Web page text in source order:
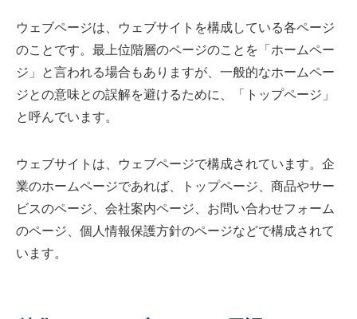
ウェブページは、ウェブサイトを構成している各ページ
のことです。最上位階層のページのことを「ホームペー
ジ」と言われる場合もありますが、一般的なホームペー
ジとの意味との誤解を避けるために、「トップページ」
と呼んでいます。
ウェブサイトは、ウェブページで構成されています。企
業のホームページであれば、トップページ、商品やサー
ビスのページ、会社案内ページ、お問い合わせフォーム
のページ、個人情報保護方針のページなどで構成されて
います。